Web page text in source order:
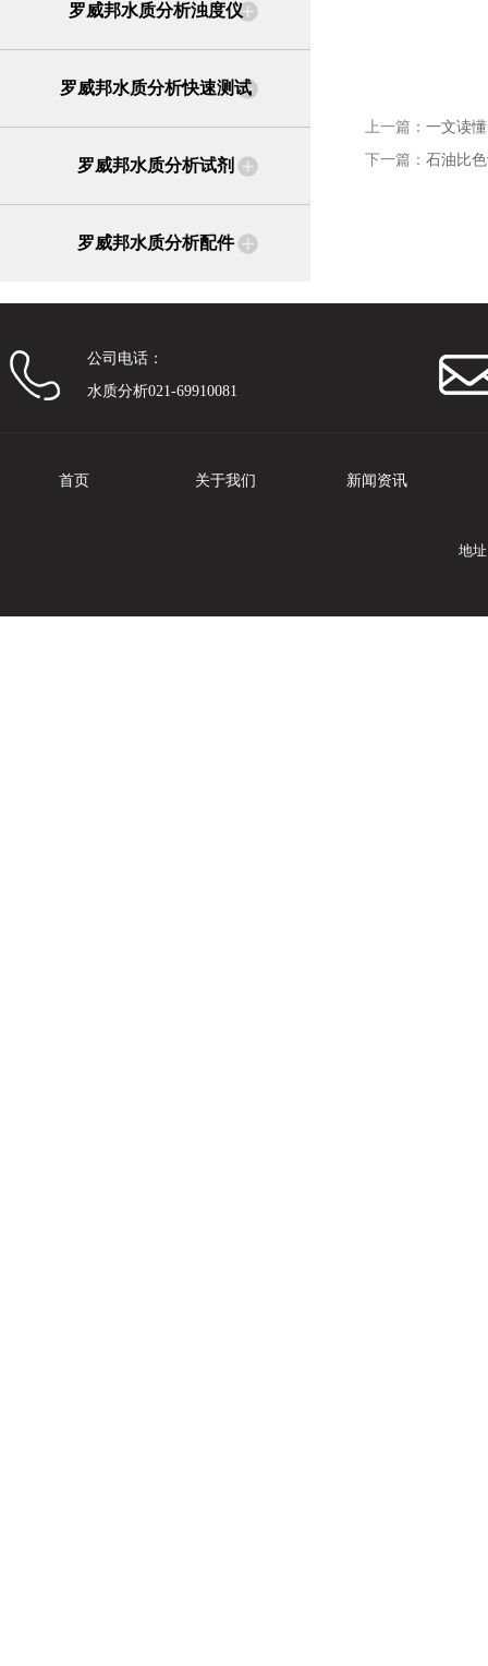
罗威邦水质分析浊度仪
罗威邦水质分析快速测试
罗威邦水质分析试剂
罗威邦水质分析配件
上一篇： 一文读
下一篇： 石油比
公司电话：
水质分析021-69910081
首页 关于我们 新闻资讯
地